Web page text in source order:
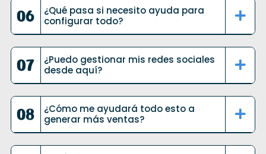
¿Qué pasa si necesito ayuda para
configurar todo?
¿Puedo gestionar mis redes sociales
desde aquí?
¿Cómo me ayudará todo esto a
generar más ventas?